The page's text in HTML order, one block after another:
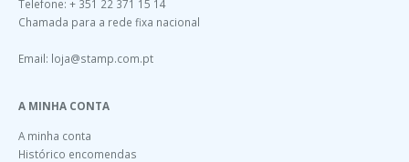
Telefone: + 351 22 371 15 14
Chamada para a rede fixa nacional
Email: loja@stamp.com.pt
A MINHA CONTA
A minha conta
Histórico encomendas